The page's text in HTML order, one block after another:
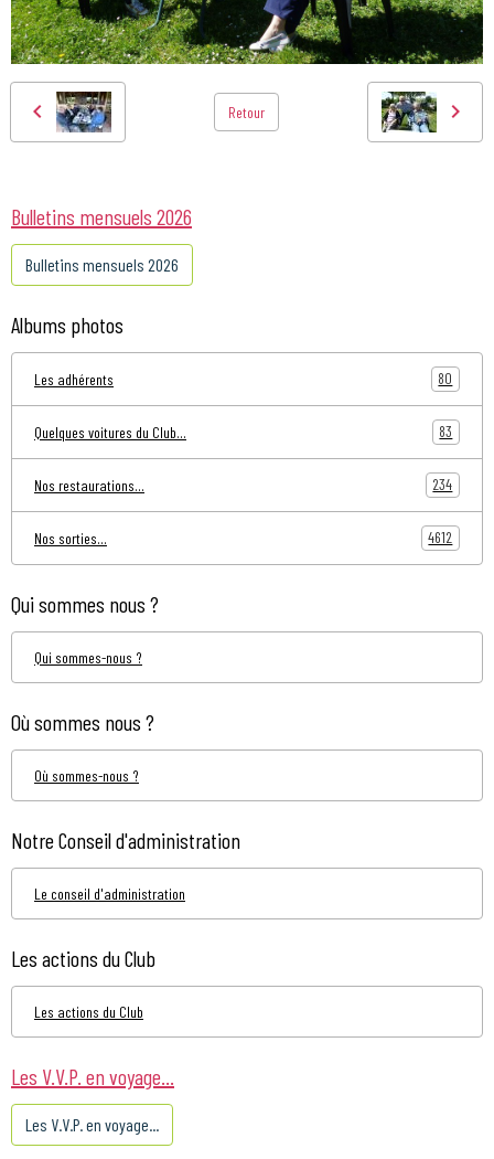
Retour
Bulletins mensuels 2026
Bulletins mensuels 2026
Albums photos
Les adhérents 80
Quelques voitures du Club... 83
Nos restaurations... 234
Nos sorties... 4612
Qui sommes nous ?
Qui sommes-nous ?
Où sommes nous ?
Où sommes-nous ?
Notre Conseil d'administration
Le conseil d'administration
Les actions du Club
Les actions du Club
Les V.V.P. en voyage...
Les V.V.P. en voyage...